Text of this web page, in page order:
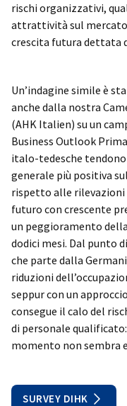
rischi organizzativi,
attrattività sul mercato
crescita futura dettata
Un’indagine simile è
anche dalla nostra
(AHK Italien) su un
Business Outlook
italo-tedesche
generale più positiva
rispetto alle rilevazioni
futuro con crescente
un peggioramento
dodici mesi. Dal punto
che parte dalla
riduzioni
seppur con un
consegue il calo del
di personale
momento non sembra
SURVEY DIHK